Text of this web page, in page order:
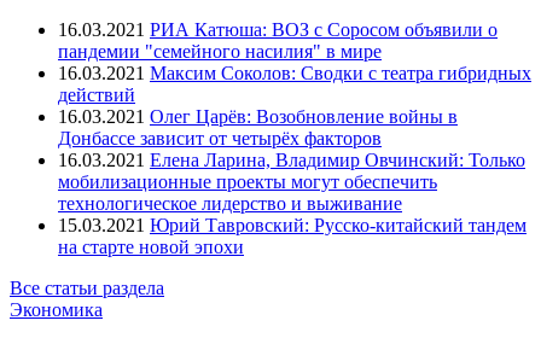
Болдырев Юрий
Болотов Валерий
Борисов Бойко
Бородай Александр
Буренков Александр
Буркхальтер Дидье
Бэсеску Траян
Вассерман Анатолий
Венедиктов Алексей
Вертьянов Сергей
Витренко Наталья
Вучич Александр
Гелетей Валерий
16.03.2021 РИА Катюша: ВОЗ с Соросом объявили о
пандемии "семейного насилия" в мире
16.03.2021 Максим Соколов: Сводки с театра гибридных
действий
16.03.2021 Олег Царёв: Возобновление войны в
Донбассе зависит от четырёх факторов
16.03.2021 Елена Ларина, Владимир Овчинский: Только
мобилизационные проекты могут обеспечить
технологическое лидерство и выживание
15.03.2021 Юрий Тавровский: Русско-китайский тандем
на старте новой эпохи
Все статьи раздела
Экономика